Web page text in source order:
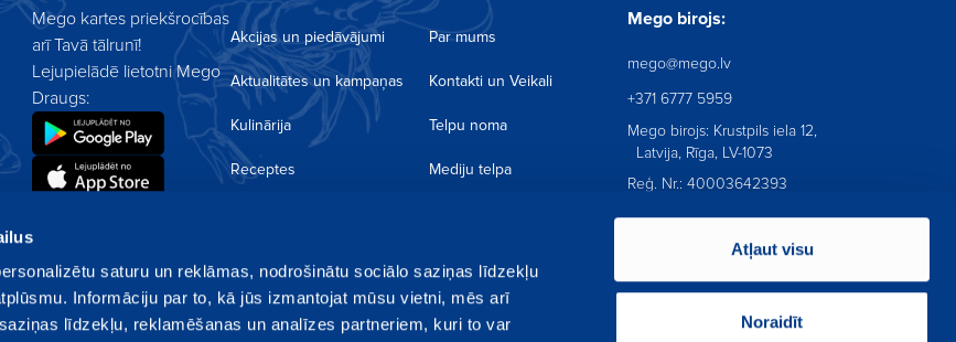
saturu un reklāmas, nodrošinātu sociālo saziņas līdzekļu
Informāciju par to, kā jūs izmantojat mūsu vietni, mēs arī
līdzekļu, reklamēšanas un analīzes partneriem, kuri to var
Atļaut visu
Noraidīt
Mego kartes priekšrocības
arī Tavā tālrunī!
Lejupielādē lietotni Mego
Draugs:
Akcijas un piedāvājumi
Aktualitātes un kampaņas
Kulinārija
Receptes
Par mums
Kontakti un Veikali
Telpu noma
Mediju telpa
Biežāk uzdotie jautājumi
Mego birojs:
mego@mego.lv
+371 6777 5959
Mego birojs: Krustpils iela 12,
Latvija, Rīga, LV-1073
Reģ. Nr.: 40003642393